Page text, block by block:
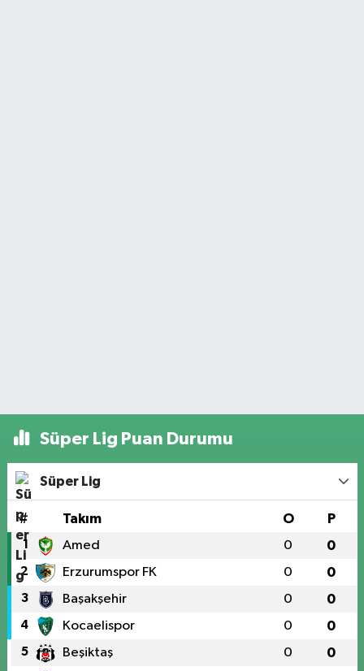
Süper Lig Puan Durumu
Süper Lig
# Takım O P
1 Amed 0 0
2 Erzurumspor FK 0 0
3 Başakşehir 0 0
4 Kocaelispor 0 0
5 Beşiktaş 0 0